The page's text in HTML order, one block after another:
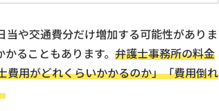
や交通費分だけ増加する可能性がありま
ることもあります。 弁護士事務所の料金
用がどれくらいかかるのか」「費用倒れ